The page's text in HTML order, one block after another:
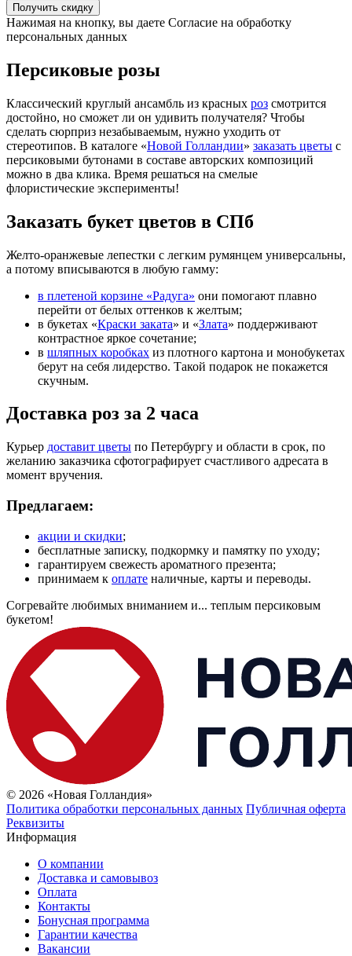
Получить скидку
Нажимая на кнопку, вы даете Согласие на обработку
персональных данных
Персиковые розы
Классический круглый ансамбль из красных роз смотрится
достойно, но сможет ли он удивить получателя? Чтобы
сделать сюрприз незабываемым, нужно уходить от
стереотипов. В каталоге «Новой Голландии» заказать цветы с
персиковыми бутонами в составе авторских композиций
можно в два клика. Время решаться на смелые
флористические эксперименты!
Заказать букет цветов в СПб
Желто-оранжевые лепестки с легким румянцем универсальны,
а потому вписываются в любую гамму:
в плетеной корзине «Радуга» они помогают плавно
перейти от белых оттенков к желтым;
в букетах «Краски заката» и «Злата» поддерживают
контрастное яркое сочетание;
в шляпных коробках из плотного картона и монобукетах
берут на себя лидерство. Такой подарок не покажется
скучным.
Доставка роз за 2 часа
Курьер доставит цветы по Петербургу и области в срок, по
желанию заказчика сфотографирует счастливого адресата в
момент вручения.
Предлагаем:
акции и скидки;
бесплатные записку, подкормку и памятку по уходу;
гарантируем свежесть ароматного презента;
принимаем к оплате наличные, карты и переводы.
Согревайте любимых вниманием и... теплым персиковым
букетом!
© 2026 «Новая Голландия»
Политика обработки персональных данных Публичная оферта
Реквизиты
Информация
О компании
Доставка и самовывоз
Оплата
Контакты
Бонусная программа
Гарантии качества
Вакансии